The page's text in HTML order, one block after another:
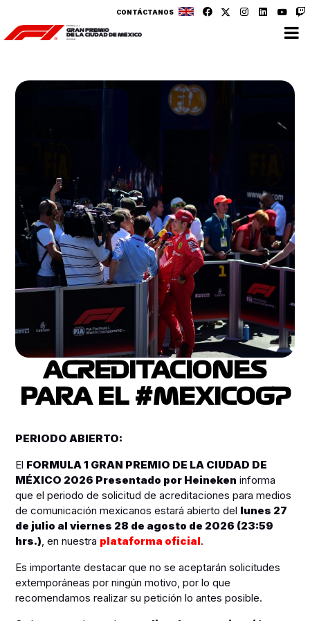
CONTÁCTANOS
ACREDITACIONES
PARA EL #MEXICOGP
PERIODO ABIERTO:
El FORMULA 1 GRAN PREMIO DE LA CIUDAD DE
MÉXICO 2026 Presentado por Heineken informa
que el periodo de solicitud de acreditaciones para medios
de comunicación mexicanos estará abierto del lunes 27
de julio al viernes 28 de agosto de 2026 (23:59
hrs.), en nuestra plataforma oficial.
Es importante destacar que no se aceptarán solicitudes
extemporáneas por ningún motivo, por lo que
recomendamos realizar su petición lo antes posible.